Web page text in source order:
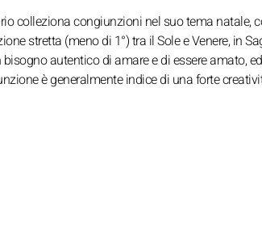
colleziona congiunzioni nel suo tema
stretta (meno di 1°) tra il Sole e Venere, in
autentico di amare e di essere amato,
è generalmente indice di una forte